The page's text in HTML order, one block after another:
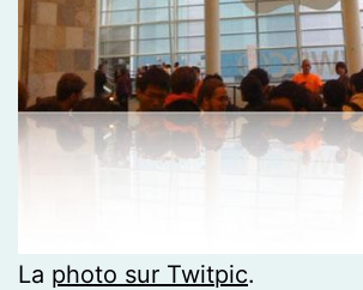
La photo sur Twitpic.